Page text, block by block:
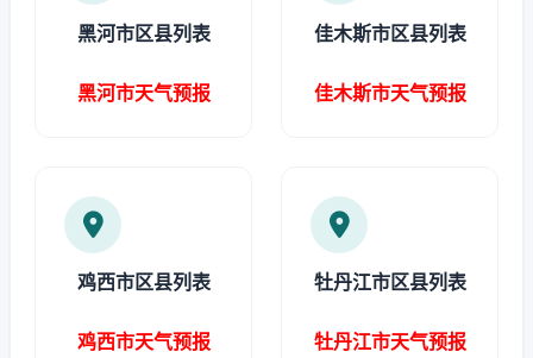
黑河市区县列表
黑河市天气预报
佳木斯市区县列表
佳木斯市天气预报
鸡西市区县列表
鸡西市天气预报
牡丹江市区县列表
牡丹江市天气预报